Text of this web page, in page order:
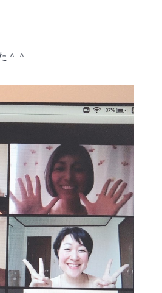
＾＾